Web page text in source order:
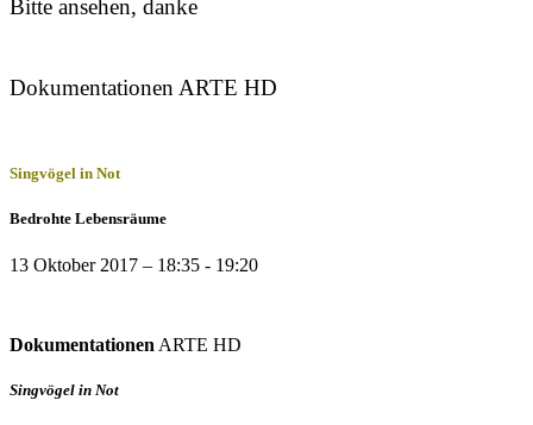
Bitte ansehen, danke
DokumentationenARTE HD
Singvögel in Not
Bedrohte Lebensräume
13 Oktober 2017 – 18:35 - 19:20
Dokumentationen ARTE HD
Singvögel in Not